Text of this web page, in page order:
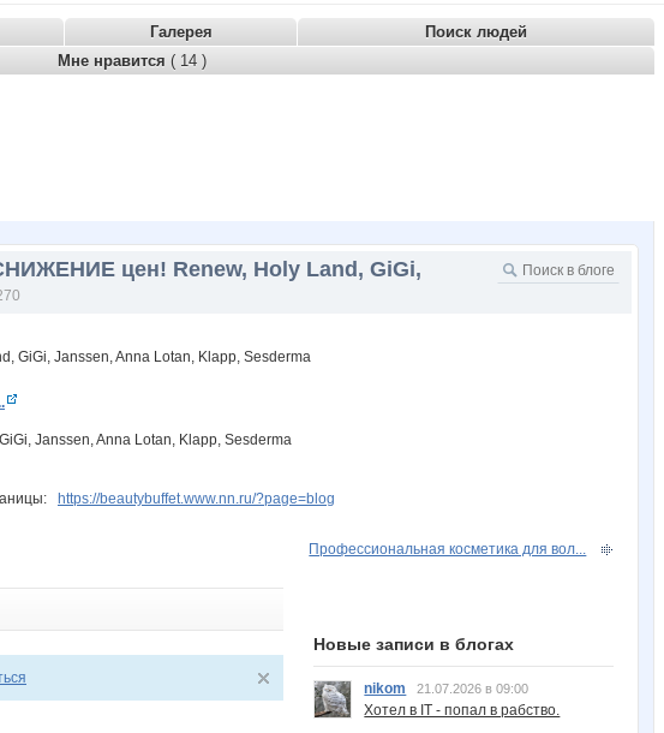
Галерея
Поиск людей
Мне нравится ( 14 )
цен! Renew, Holy Land, GiGi,
Janssen, Anna Lotan, Klapp, Sesderma
https://beautybuffet.www.nn.ru/?page=blog
Профессиональная косметика для вол...
Новые записи в блогах
nikom 21.07.2026 в 09:00
Хотел в IT - попал в рабство.